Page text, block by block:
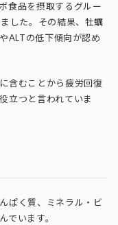
食品を摂取するグルー
した。その結果、牡蠣
ALTの低下傾向が認め
含むことから疲労回復
立つと言われていま
ぱく質、ミネラル・ビ
でいます。